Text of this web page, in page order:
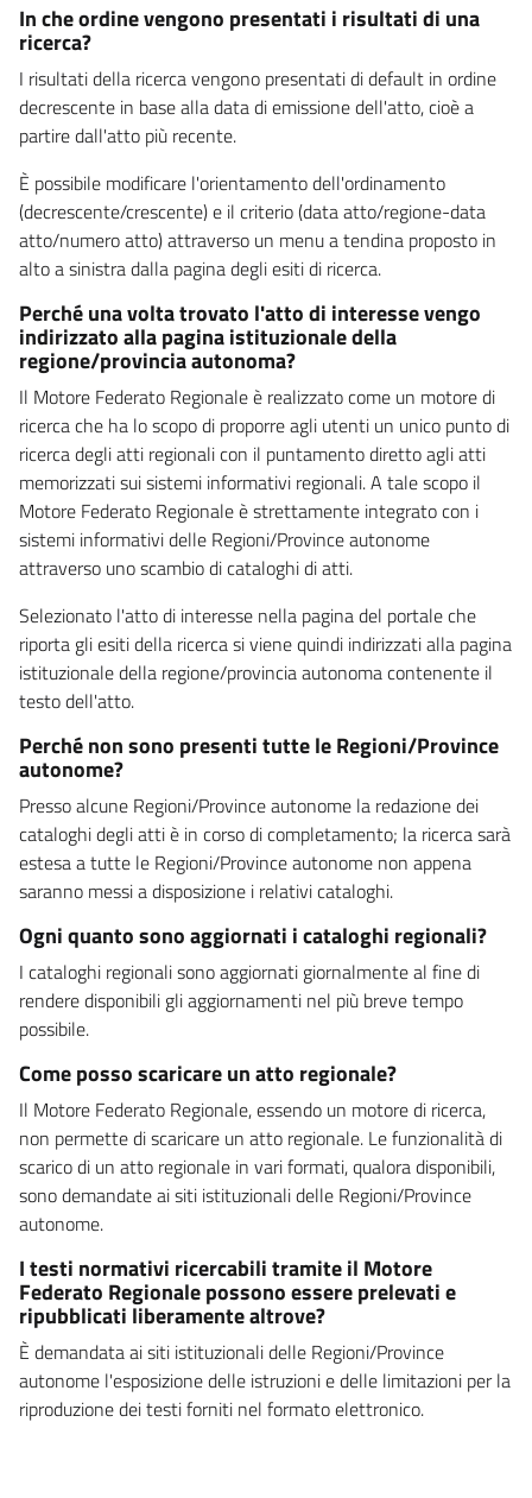
In che ordine vengono presentati i risultati di una
ricerca?
I risultati della ricerca vengono presentati di default in ordine
decrescente in base alla data di emissione dell'atto, cioè a
partire dall'atto più recente.
È possibile modificare l'orientamento dell'ordinamento
(decrescente/crescente) e il criterio (data atto/regione-data
atto/numero atto) attraverso un menu a tendina proposto in
alto a sinistra dalla pagina degli esiti di ricerca.
Perché una volta trovato l'atto di interesse vengo
indirizzato alla pagina istituzionale della
regione/provincia autonoma?
Il Motore Federato Regionale è realizzato come un motore di
ricerca che ha lo scopo di proporre agli utenti un unico punto di
ricerca degli atti regionali con il puntamento diretto agli atti
memorizzati sui sistemi informativi regionali. A tale scopo il
Motore Federato Regionale è strettamente integrato con i
sistemi informativi delle Regioni/Province autonome
attraverso uno scambio di cataloghi di atti.
Selezionato l'atto di interesse nella pagina del portale che
riporta gli esiti della ricerca si viene quindi indirizzati alla pagina
istituzionale della regione/provincia autonoma contenente il
testo dell'atto.
Perché non sono presenti tutte le Regioni/Province
autonome?
Presso alcune Regioni/Province autonome la redazione dei
cataloghi degli atti è in corso di completamento; la ricerca sarà
estesa a tutte le Regioni/Province autonome non appena
saranno messi a disposizione i relativi cataloghi.
Ogni quanto sono aggiornati i cataloghi regionali?
I cataloghi regionali sono aggiornati giornalmente al fine di
rendere disponibili gli aggiornamenti nel più breve tempo
possibile.
Come posso scaricare un atto regionale?
Il Motore Federato Regionale, essendo un motore di ricerca,
non permette di scaricare un atto regionale. Le funzionalità di
scarico di un atto regionale in vari formati, qualora disponibili,
sono demandate ai siti istituzionali delle Regioni/Province
autonome.
I testi normativi ricercabili tramite il Motore
Federato Regionale possono essere prelevati e
ripubblicati liberamente altrove?
È demandata ai siti istituzionali delle Regioni/Province
autonome l'esposizione delle istruzioni e delle limitazioni per la
riproduzione dei testi forniti nel formato elettronico.